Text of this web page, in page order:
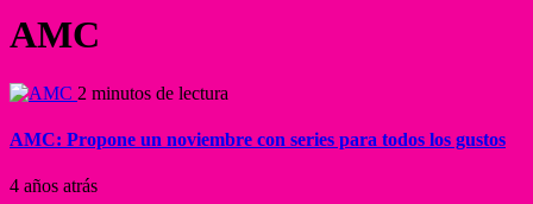
AMC
2 minutos de lectura
AMC: Propone un noviembre con series para todos los gustos
4 años atrás